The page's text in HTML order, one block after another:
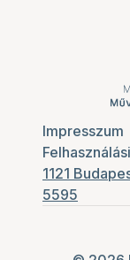
Impresszum
1121
5595